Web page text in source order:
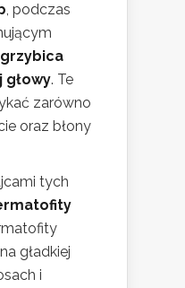
, podczas
grzybica
głowy. Te
zarówno
oraz błony
tych
gładkiej
i